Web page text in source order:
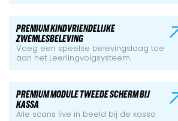
PREMIUM KINDVRIENDELIJKE
ZWEMLESBELEVING
Voeg een speelse belevingslaag toe
aan het Leerlingvolgsysteem
PREMIUM MODULE TWEEDE SCHERM BIJ
KASSA
Alle scans live in beeld bij de kassa